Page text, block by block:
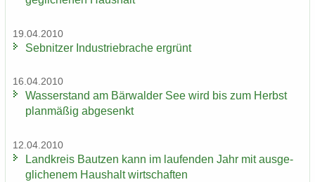
19.04.2010
Seb­nit­zer In­dus­trie­bra­che er­grünt
16.04.2010
Was­ser­stand am Bär­wal­der See wird bis zum Herbst
plan­mä­ßig ab­ge­senkt
12.04.2010
Land­kreis Baut­zen kann im lau­fen­den Jahr mit aus­ge­
gli­che­nem Haus­halt wirt­schaf­ten